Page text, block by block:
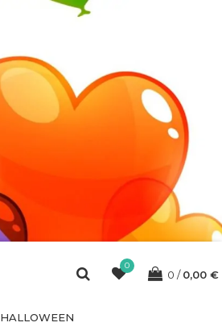
0
0 0,00 €
HALLOWEEN